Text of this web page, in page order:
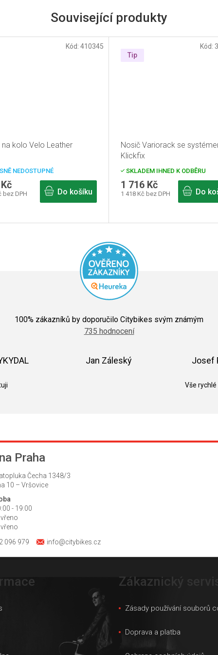
Související produkty
na kolo Velo Leather
NEDOSTUPNÉ
bez DPH Do košíku
Kód: 410345
Tip
Nosič Variorack se
Klickfix
SKLADEM IHNED K ODBĚRU
1 418 Kč bez DPH
1 716 Kč
Do
Kód:
hodnocení
obchodu
je
5
hvězdiček.
100% zákazníků by doporučilo Citybikes svým známým
735 hodnocení
Jan Záleský Josef
Vše rychlé
Praha
Čecha 1348/3
10 – Vršovice
- 19:00
096 979
info@citybikes.cz
Zákaznický
Zásady používání souborů
Doprava a platba